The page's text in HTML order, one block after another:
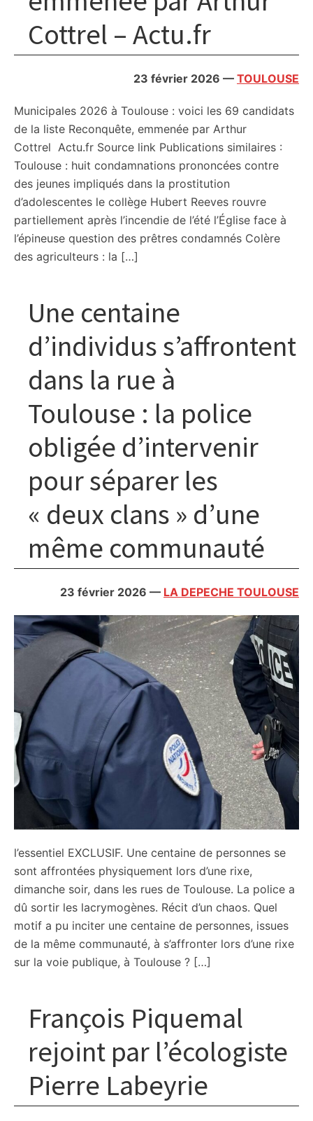
Cottrel – Actu.fr
23 février 2026 — TOULOUSE
Municipales 2026 à Toulouse : voici les 69 candidats
de la liste Reconquête, emmenée par Arthur
Cottrel Actu.fr Source link Publications similaires :
Toulouse : huit condamnations prononcées contre
des jeunes impliqués dans la prostitution
d’adolescentes le collège Hubert Reeves rouvre
partiellement après l’incendie de l’été l’Église face à
l’épineuse question des prêtres condamnés Colère
des agriculteurs : la […]
Une centaine
d’individus s’affrontent
dans la rue à
Toulouse : la police
obligée d’intervenir
pour séparer les
« deux clans » d’une
même communauté
23 février 2026 — LA DEPECHE TOULOUSE
l’essentiel EXCLUSIF. Une centaine de personnes se
sont affrontées physiquement lors d’une rixe,
dimanche soir, dans les rues de Toulouse. La police a
dû sortir les lacrymogènes. Récit d’un chaos. Quel
motif a pu inciter une centaine de personnes, issues
de la même communauté, à s’affronter lors d’une rixe
sur la voie publique, à Toulouse ? […]
François Piquemal
rejoint par l’écologiste
Pierre Labeyrie